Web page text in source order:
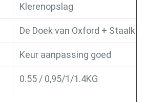
Klerenopslag
De Doek van Oxford +
Keur aanpassing goed
0.55 / 0,95/1/1.4KG